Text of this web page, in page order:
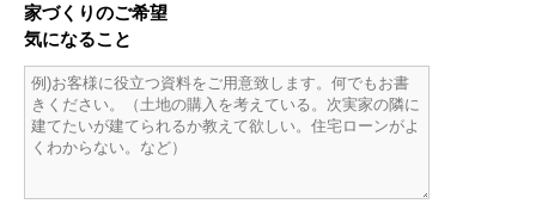
家づくりのご希望
気になること